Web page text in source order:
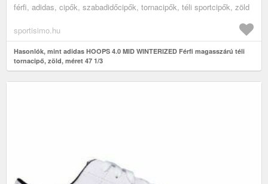
férfi, adidas, cipők, szabadidőcipők, tornacipők, téli sportcipők, zöld
sportisimo.hu
Hasonlók, mint adidas HOOPS 4.0 MID WINTERIZED Férfi magasszárú téli
tornacipő, zöld, méret 47 1/3